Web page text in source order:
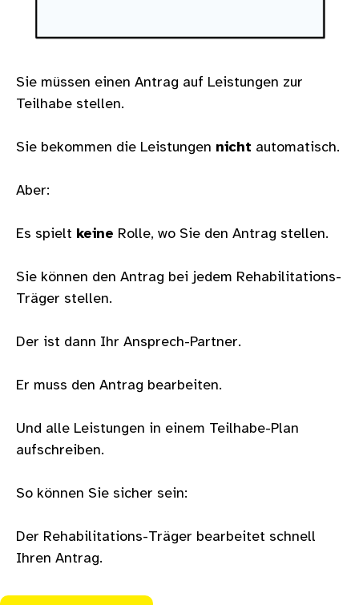
Sie müssen einen Antrag auf Leistungen zur
Teilhabe stellen.
Sie bekommen die Leistungen nicht automatisch.
Aber:
Es spielt keine Rolle, wo Sie den Antrag stellen.
Sie können den Antrag bei jedem Rehabilitations-
Träger stellen.
Der ist dann Ihr Ansprech-Partner.
Er muss den Antrag bearbeiten.
Und alle Leistungen in einem Teilhabe-Plan
aufschreiben.
So können Sie sicher sein:
Der Rehabilitations-Träger bearbeitet schnell
Ihren Antrag.